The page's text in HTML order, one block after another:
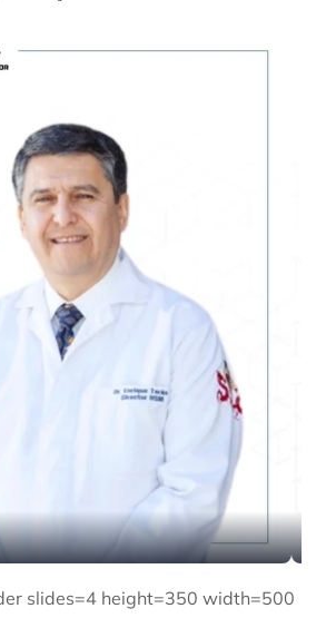
slides=4 height=350 width=500